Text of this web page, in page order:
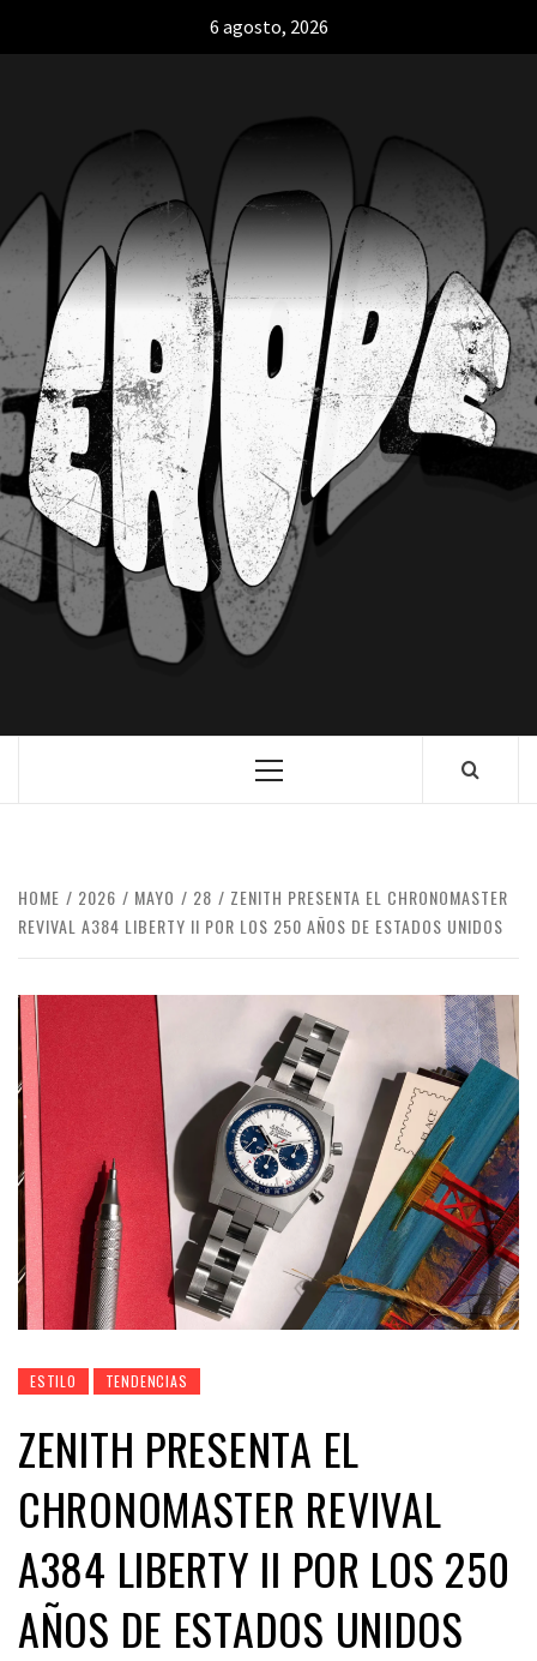
6 agosto, 2026
HOME 2026 MAYO 28
ZENITH PRESENTA EL CHRONOMASTER
REVIVAL A384 LIBERTY II POR LOS 250 AÑOS DE ESTADOS UNIDOS
ESTILO TENDENCIAS
ZENITH PRESENTA EL
CHRONOMASTER REVIVAL
A384 LIBERTY II POR LOS 250
AÑOS DE ESTADOS UNIDOS